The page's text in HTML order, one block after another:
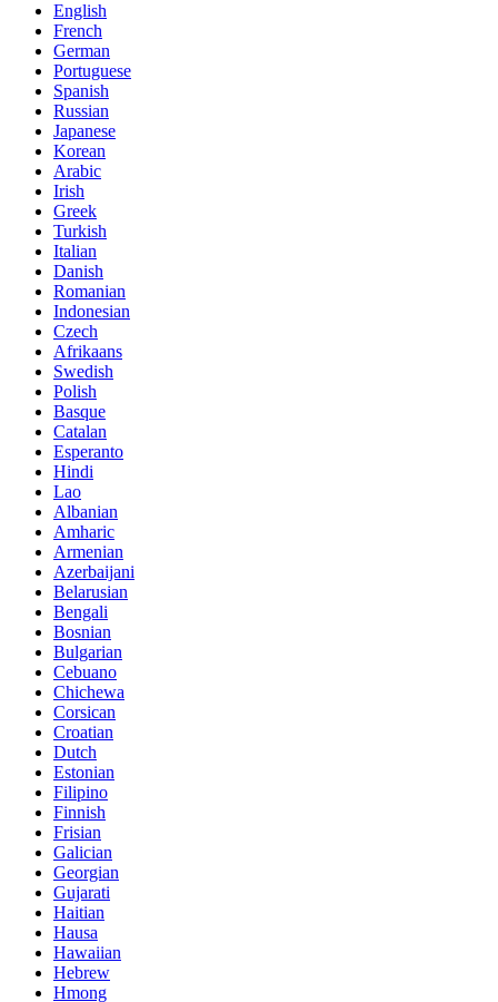
English
French
German
Portuguese
Spanish
Russian
Japanese
Korean
Arabic
Irish
Greek
Turkish
Italian
Danish
Romanian
Indonesian
Czech
Afrikaans
Swedish
Polish
Basque
Catalan
Esperanto
Hindi
Lao
Albanian
Amharic
Armenian
Azerbaijani
Belarusian
Bengali
Bosnian
Bulgarian
Cebuano
Chichewa
Corsican
Croatian
Dutch
Estonian
Filipino
Finnish
Frisian
Galician
Georgian
Gujarati
Haitian
Hausa
Hawaiian
Hebrew
Hmong